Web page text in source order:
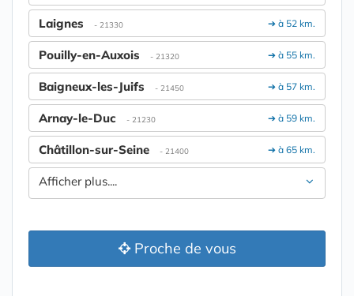
➔ à 52 km.
Laignes - 21330
➔ à 55 km.
Pouilly-en-Auxois - 21320
➔ à 57 km.
Baigneux-les-Juifs - 21450
➔ à 59 km.
Arnay-le-Duc - 21230
➔ à 65 km.
Châtillon-sur-Seine - 21400
Afficher plus....
Proche de vous